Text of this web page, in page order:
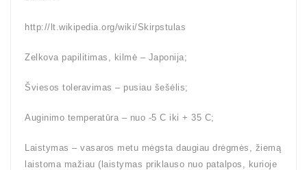
http://lt.wikipedia.org/wiki/Skirpstulas
Zelkova papilitimas, kilmė – Japonija;
Šviesos toleravimas – pusiau šešėlis;
Auginimo temperatūra – nuo -5 C iki + 35 C;
Laistymas – vasaros metu mėgsta daugiau drėgmės, žiemą
laistoma mažiau (laistymas priklauso nuo patalpos, kurioje